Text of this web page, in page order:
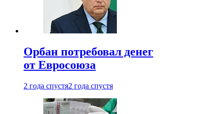
Орбан потребовал денег
от Евросоюза
2 года спустя2 года спустя